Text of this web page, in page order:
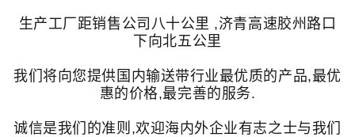
生产工厂距销售公司八十公里 ,济青高速胶州路口
下向北五公里
我们将向您提供国内输送带行业最优质的产品,最优
惠的价格,最完善的服务.
诚信是我们的准则,欢迎海内外企业有志之士与我们